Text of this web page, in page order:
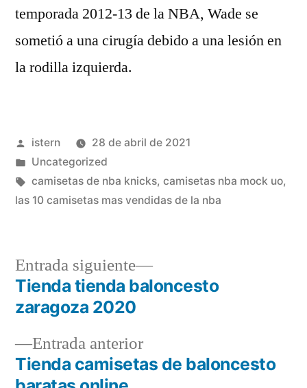
temporada 2012-13 de la NBA, Wade se
sometió a una cirugía debido a una lesión en
la rodilla izquierda.
Publicado
por
istern
28 de abril de 2021
Publicado
en
Uncategorized
Etiquetas:
camisetas de nba knicks, camisetas nba mock uo,
las 10 camisetas mas vendidas de la nba
Navegación
entradas
Entrada anteriorEntrada
anterior:
Tienda camisetas de baloncesto
Entrada siguiente
Entrada
siguiente:
Tienda tienda baloncesto
zaragoza 2020